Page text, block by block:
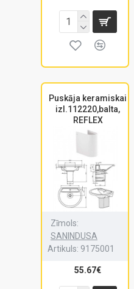
Puskāja keramiskai
izl.112220,balta,
REFLEX
Zīmols:
SANINDUSA
Artikuls: 9175001
55.67€